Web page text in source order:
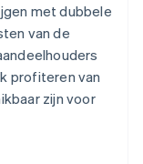
met dubbele
van de
profiteren van
zijn voor